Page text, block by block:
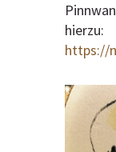
hierzu:
https://